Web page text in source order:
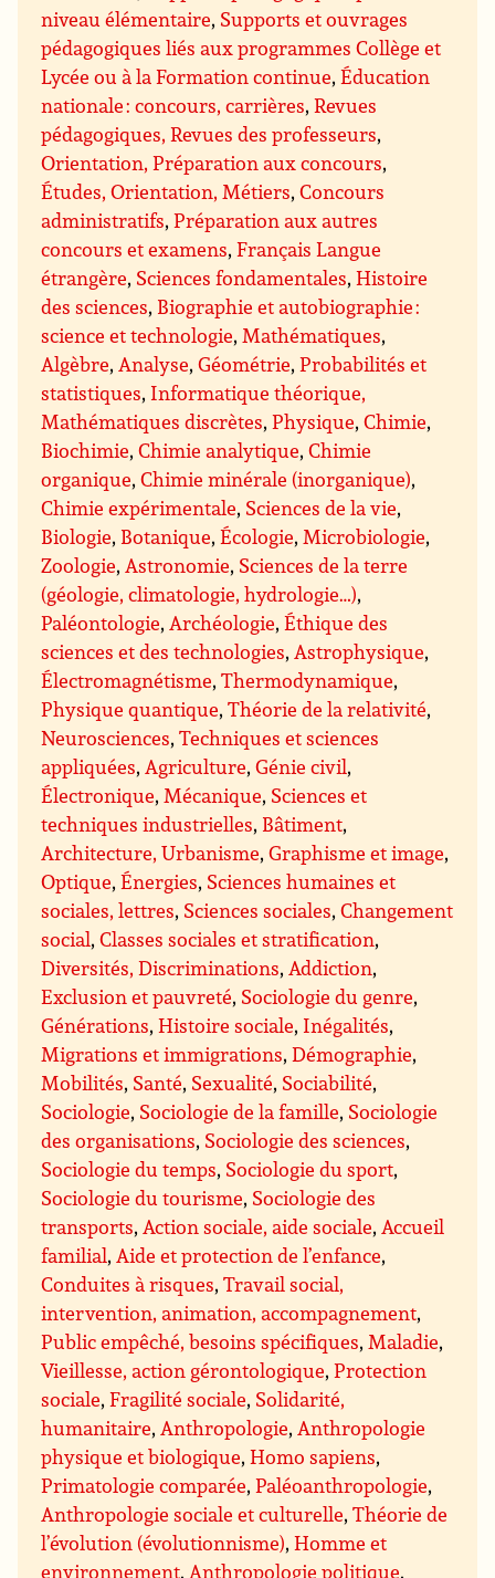
niveau élémentaire, Supports et ouvrages
pédagogiques liés aux programmes Collège et
Lycée ou à la Formation continue,Éducation
nationale : concours, carrières,Revues
pédagogiques, Revues des professeurs,
Orientation, Préparation aux concours,
Études, Orientation, Métiers,Concours
administratifs,Préparation aux autres
concours et examens,Français Langue
étrangère, Sciences fondamentales,Histoire
des sciences, Biographie et autobiographie :
science et technologie, Mathématiques,
Algèbre, Analyse,Géométrie,Probabilités et
statistiques, Informatique théorique,
Mathématiques discrètes,Physique,Chimie,
Biochimie,Chimie analytique,Chimie
organique,Chimie minérale (inorganique),
Chimie expérimentale, Sciences de la vie,
Biologie, Botanique,Écologie, Microbiologie,
Zoologie, Astronomie, Sciences de la terre
(géologie, climatologie, hydrologie…),
Paléontologie, Archéologie,Éthique des
sciences et des technologies, Astrophysique,
Électromagnétisme,Thermodynamique,
Physique quantique,Théorie de la relativité,
Neurosciences,Techniques et sciences
appliquées, Agriculture,Génie civil,
Électronique, Mécanique, Sciences et
techniques industrielles, Bâtiment,
Architecture, Urbanisme,Graphisme et image,
Optique,Énergies, Sciences humaines et
sociales, lettres, Sciences sociales,Changement
social,Classes sociales et stratification,
Diversités, Discriminations, Addiction,
Exclusion et pauvreté, Sociologie du genre,
Générations,Histoire sociale, Inégalités,
Migrations et immigrations,Démographie,
Mobilités, Santé, Sexualité, Sociabilité,
Sociologie, Sociologie de la famille, Sociologie
des organisations, Sociologie des sciences,
Sociologie du temps, Sociologie du sport,
Sociologie du tourisme, Sociologie des
transports, Action sociale, aide sociale, Accueil
familial, Aide et protection de l’enfance,
Conduites à risques,Travail social,
intervention, animation, accompagnement,
Public empêché, besoins spécifiques, Maladie,
Vieillesse, action gérontologique,Protection
sociale,Fragilité sociale, Solidarité,
humanitaire, Anthropologie, Anthropologie
physique et biologique,Homo sapiens,
Primatologie comparée,Paléoanthropologie,
Anthropologie sociale et culturelle,Théorie de
l’évolution (évolutionnisme),Homme et
environnement, Anthropologie politique,